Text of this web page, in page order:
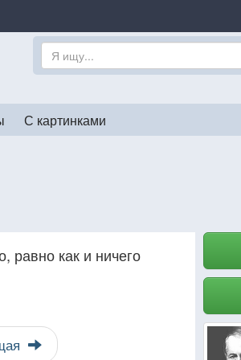
С картинками
равно как и ничего